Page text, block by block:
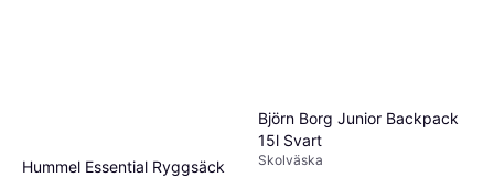
Hummel Essential Ryggsäck
Björn Borg Junior Backpack
15l Svart
Skolväska